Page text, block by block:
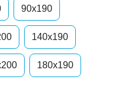
90x190
140x190
180x190